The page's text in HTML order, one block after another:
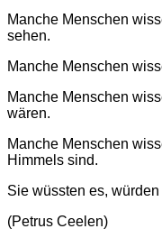
Manche Menschen
sehen.
Manche Menschen
Manche Menschen
wären.
Manche Menschen
Himmels sind.
Sie wüssten es,
(Petrus Ceelen)